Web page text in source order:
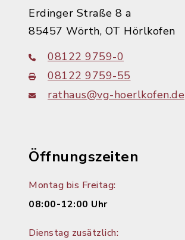
Erdinger Straße 8 a
85457 Wörth, OT Hörlkofen
08122 9759-0
08122 9759-55
rathaus@vg-hoerlkofen.de
Öffnungszeiten
Montag bis Freitag:
08:00-12:00 Uhr
Dienstag zusätzlich: